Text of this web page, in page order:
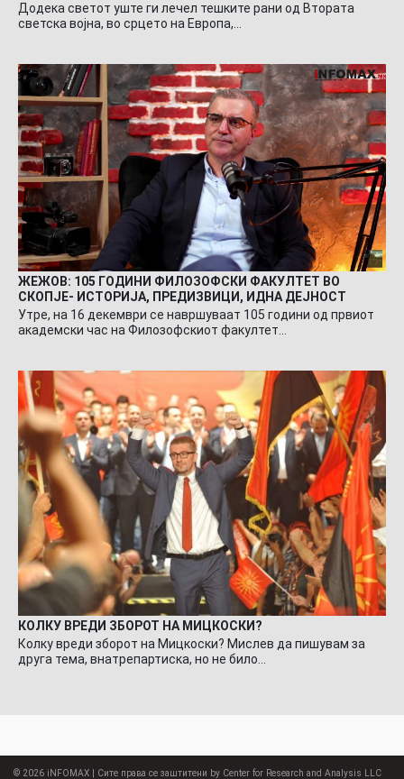
Додека светот уште ги лечел тешките рани од Втората
светска војна, во срцето на Европа,…
ЖЕЖОВ: 105 ГОДИНИ ФИЛОЗОФСКИ ФАКУЛТЕТ ВО
СКОПЈЕ- ИСТОРИЈА, ПРЕДИЗВИЦИ, ИДНА ДЕЈНОСТ
Утре, на 16 декември се навршуваат 105 години од првиот
академски час на Филозофскиот факултет…
КОЛКУ ВРЕДИ ЗБОРОТ НА МИЦКОСКИ?
Колку вреди зборот на Мицкоски? Мислев да пишувам за
друга тема, внатрепартиска, но не било…
© 2026 iNFOMAX | Сите права се заштитени by Center for Research and Analysis LLC